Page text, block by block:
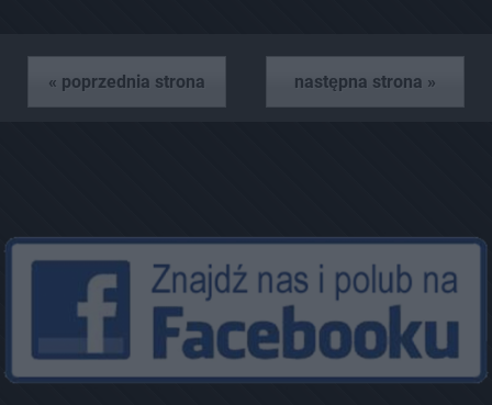
« poprzednia strona następna strona »